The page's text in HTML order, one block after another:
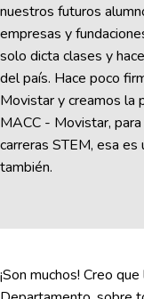
nuestros futuros
empresas y
solo dicta clases y
del país. Hace poco
Movistar y creamos la
MACC - Movistar,
carreras STEM, esa
también.
¡Son muchos! Creo